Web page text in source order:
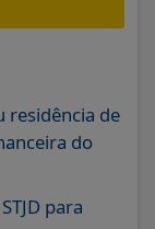
de
do
para